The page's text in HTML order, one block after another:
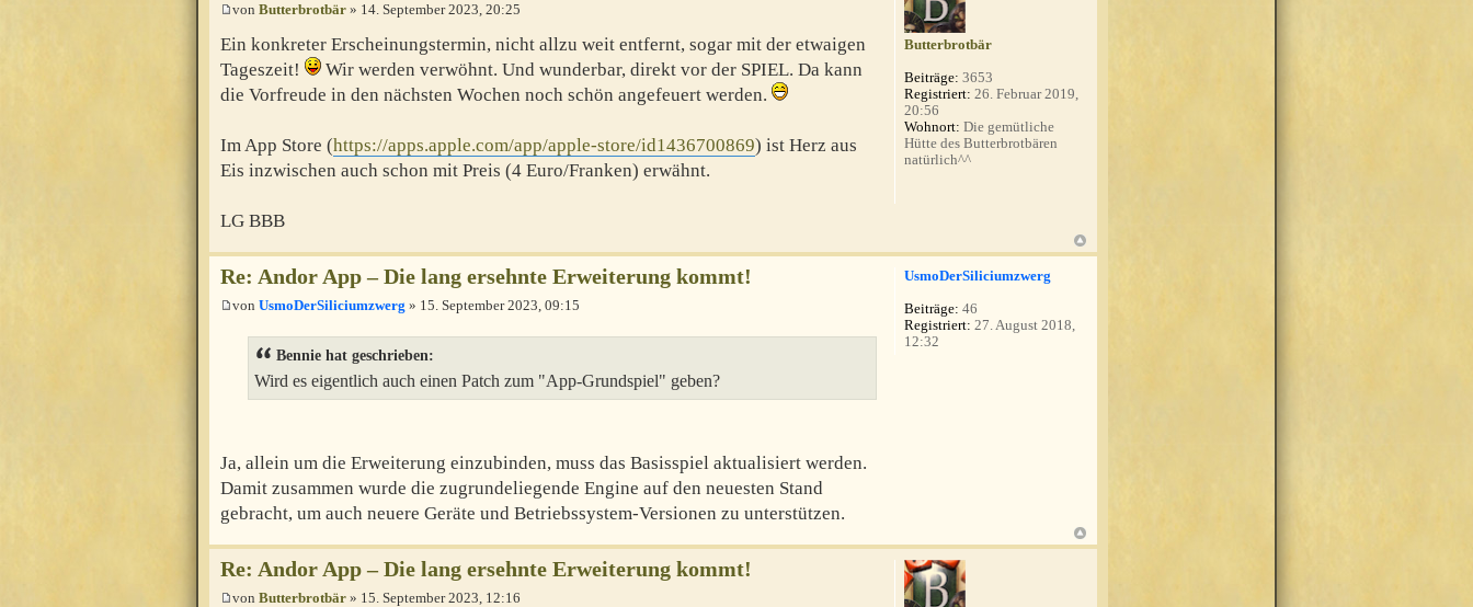
von Butterbrotbär » 14. September 2023, 20:25
Ein konkreter Erscheinungstermin, nicht allzu weit entfernt, sogar mit der etwaigen
Tageszeit!
Wir werden verwöhnt. Und wunderbar, direkt vor der SPIEL. Da kann
die Vorfreude in den nächsten Wochen noch schön angefeuert werden.
Im App Store (https://apps.apple.com/app/apple-store/id1436700869) ist Herz aus
Eis inzwischen auch schon mit Preis (4 Euro/Franken) erwähnt.
LG BBB
Butterbrotbär
Beiträge: 3653
Registriert: 26. Februar 2019,
20:56
Wohnort: Die gemütliche
Hütte des Butterbrotbären
natürlich^^
Re: Andor App – Die lang ersehnte Erweiterung kommt!
von UsmoDerSiliciumzwerg » 15. September 2023, 09:15
Bennie hat geschrieben:
Wird es eigentlich auch einen Patch zum "App-Grundspiel" geben?
Ja, allein um die Erweiterung einzubinden, muss das Basisspiel aktualisiert werden.
Damit zusammen wurde die zugrundeliegende Engine auf den neuesten Stand
gebracht, um auch neuere Geräte und Betriebssystem-Versionen zu unterstützen.
UsmoDerSiliciumzwerg
Beiträge: 46
Registriert: 27. August 2018,
12:32
Re: Andor App – Die lang ersehnte Erweiterung kommt!
von Butterbrotbär » 15. September 2023, 12:16